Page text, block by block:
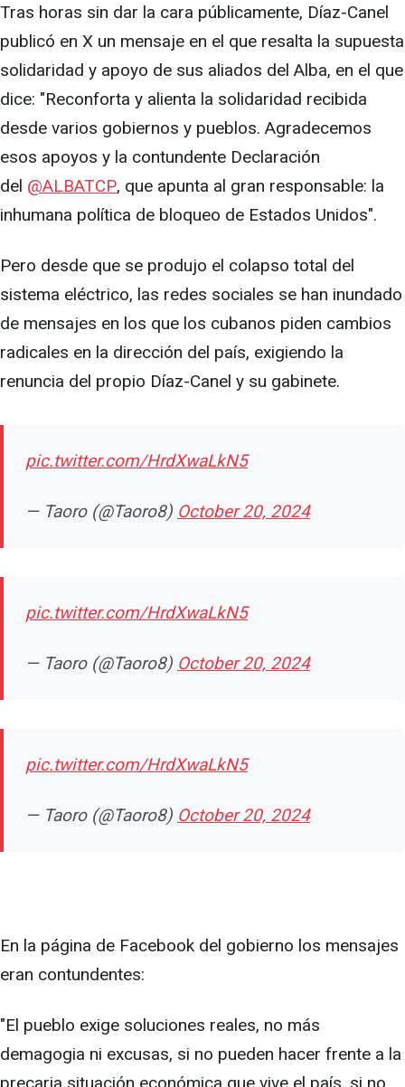
Tras horas sin dar la cara públicamente, Díaz-Canel
publicó en X un mensaje en el que resalta la supuesta
solidaridad y apoyo de sus aliados del Alba, en el que
dice: "Reconforta y alienta la solidaridad recibida
desde varios gobiernos y pueblos. Agradecemos
esos apoyos y la contundente Declaración
del @ALBATCP, que apunta al gran responsable: la
inhumana política de bloqueo de Estados Unidos".
Pero desde que se produjo el colapso total del
sistema eléctrico, las redes sociales se han inundado
de mensajes en los que los cubanos piden cambios
radicales en la dirección del país, exigiendo la
renuncia del propio Díaz-Canel y su gabinete.
pic.twitter.com/HrdXwaLkN5
— Taoro (@Taoro8) October 20, 2024
pic.twitter.com/HrdXwaLkN5
— Taoro (@Taoro8) October 20, 2024
pic.twitter.com/HrdXwaLkN5
— Taoro (@Taoro8) October 20, 2024
En la página de Facebook del gobierno los mensajes
eran contundentes:
"El pueblo exige soluciones reales, no más
demagogia ni excusas, si no pueden hacer frente a la
precaria situación económica que vive el país, si no